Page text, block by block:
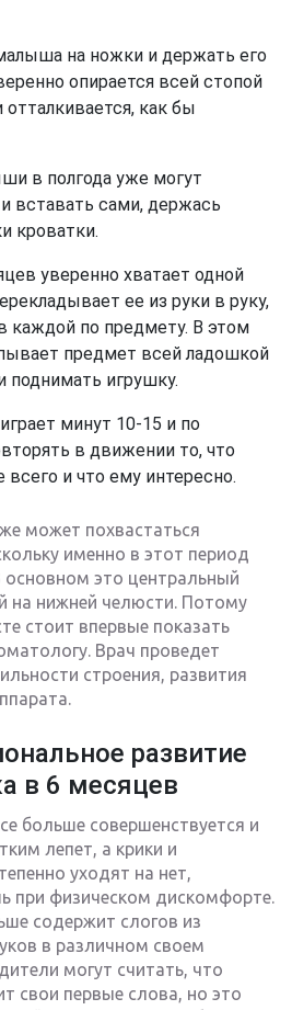
на ножки и держать его
опирается всей стопой
отталкивается, как бы
в полгода уже могут
вставать сами, держась
кроватки.
уверенно хватает одной
ее из руки в руку,
каждой по предмету. В этом
предмет всей ладошкой
поднимать игрушку.
минут 10-15 и по
в движении то, что
всего и что ему интересно.
может похвастаться
именно в этот период
основном это центральный
на нижней челюсти. Потому
стоит впервые показать
Врач проведет
строения, развития
развитие
в 6 месяцев
больше совершенствуется и
лепет, а крики и
уходят на нет,
при физическом дискомфорте.
содержит слогов из
в различном своем
могут считать, что
свои первые слова, но это